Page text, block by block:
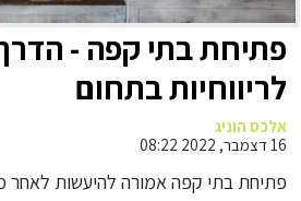
פתיחת בתי קפה -
לריווחיות בתחום
אלכס הוניג
16 דצמבר, 2022 08:22
פתיחת בתי קפה אמורה להיעשות לאחר